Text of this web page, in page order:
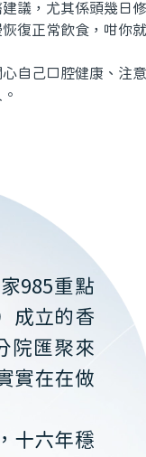
議，尤其係頭幾日修
復正常飲食，咁你就
自己口腔健康、注意
985重點
成立的香
院匯聚來
實在在做
十六年穩